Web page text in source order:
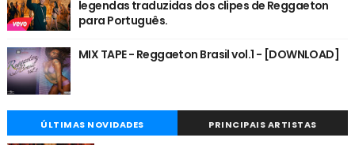
legendas traduzidas dos clipes de Reggaeton
para Português.
MIX TAPE - Reggaeton Brasil vol.1 - [DOWNLOAD]
ÚLTIMAS NOVIDADES PRINCIPAIS ARTISTAS